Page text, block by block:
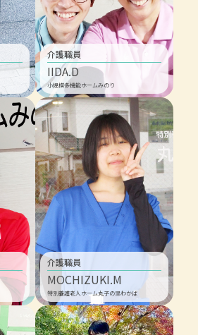
介護職員
IIDA.D
小規模多機能ホームみのり
介護職員
MOCHIZUKI.M
特別養護老人ホーム丸子の里わかば